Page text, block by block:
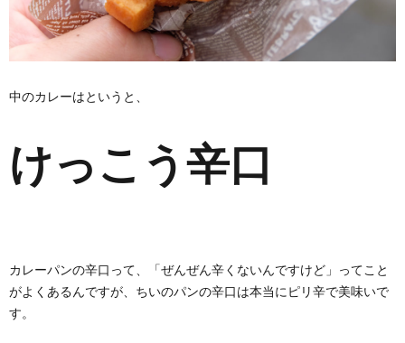
中のカレーはというと、
けっこう辛口
カレーパンの辛口って、「ぜんぜん辛くないんですけど」ってこと
がよくあるんですが、ちいのパンの辛口は本当にピリ辛で美味いで
す。